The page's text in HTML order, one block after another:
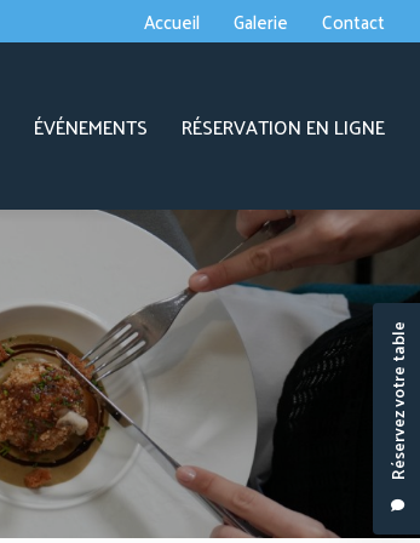
Réservez votre table
Accueil Galerie Contact
ÉVÉNEMENTS RÉSERVATION EN LIGNE